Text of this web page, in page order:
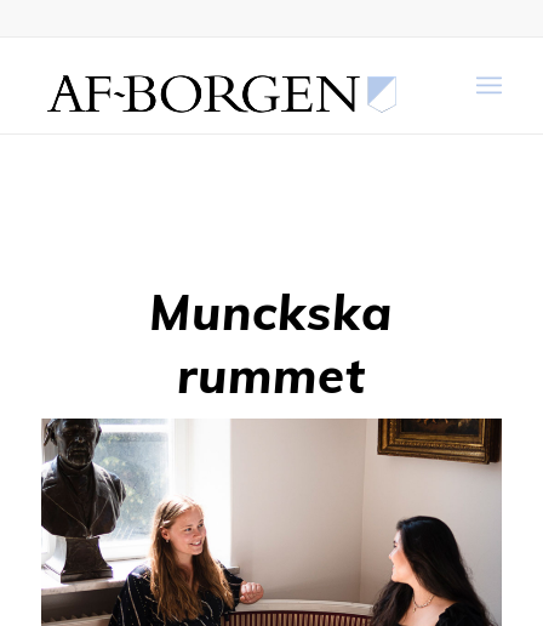
Munckska
rummet